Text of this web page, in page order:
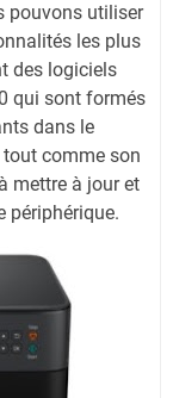
pouvons utiliser
les plus
des logiciels
qui sont formés
dans le
comme son
mettre à jour et
périphérique.